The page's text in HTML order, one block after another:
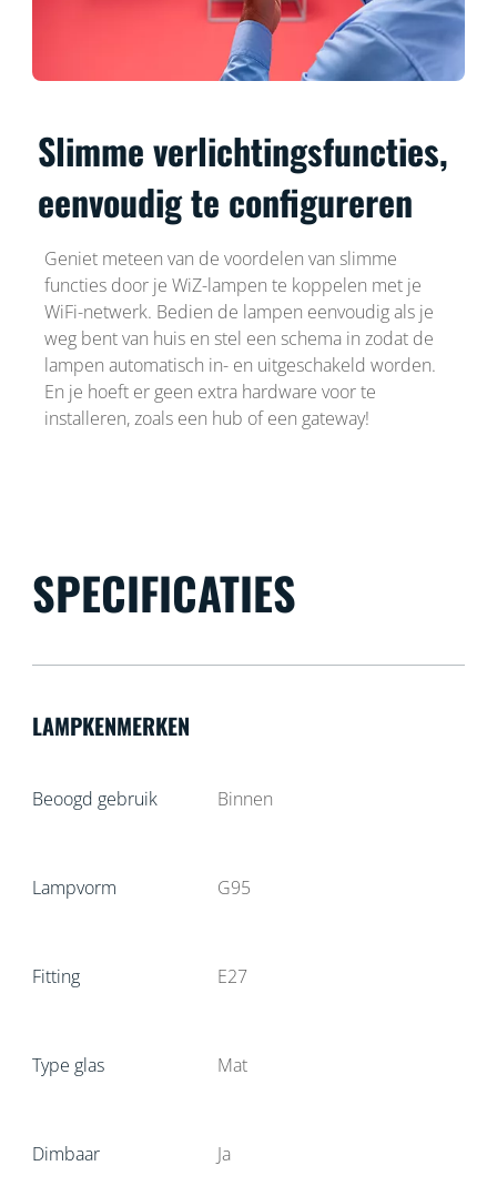
Slimme verlichtingsfuncties,
eenvoudig te configureren
Geniet meteen van de voordelen van slimme
functies door je WiZ-lampen te koppelen met je
WiFi-netwerk. Bedien de lampen eenvoudig als je
weg bent van huis en stel een schema in zodat de
lampen automatisch in- en uitgeschakeld worden.
En je hoeft er geen extra hardware voor te
installeren, zoals een hub of een gateway!
SPECIFICATIES
LAMPKENMERKEN
Beoogd gebruik Binnen
Lampvorm G95
Fitting E27
Type glas Mat
Dimbaar Ja